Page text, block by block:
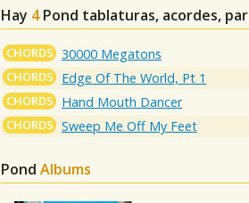
Hay 4 Pond tablaturas, acordes,
CHORDS 30000 Megatons
CHORDS Edge Of The World, Pt 1
CHORDS Hand Mouth Dancer
CHORDS Sweep Me Off My Feet
Pond Albums